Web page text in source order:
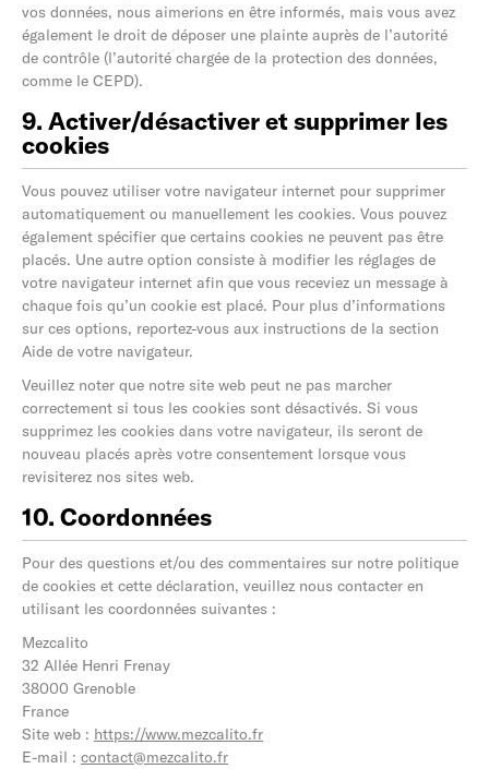
vos données, nous aimerions en être informés, mais vous avez
également le droit de déposer une plainte auprès de l’autorité
de contrôle (l’autorité chargée de la protection des données,
comme le CEPD).
9. Activer/désactiver et supprimer les
cookies
Vous pouvez utiliser votre navigateur internet pour supprimer
automatiquement ou manuellement les cookies. Vous pouvez
également spécifier que certains cookies ne peuvent pas être
placés. Une autre option consiste à modifier les réglages de
votre navigateur internet afin que vous receviez un message à
chaque fois qu’un cookie est placé. Pour plus d’informations
sur ces options, reportez-vous aux instructions de la section
Aide de votre navigateur.
Veuillez noter que notre site web peut ne pas marcher
correctement si tous les cookies sont désactivés. Si vous
supprimez les cookies dans votre navigateur, ils seront de
nouveau placés après votre consentement lorsque vous
revisiterez nos sites web.
10. Coordonnées
Pour des questions et/ou des commentaires sur notre politique
de cookies et cette déclaration, veuillez nous contacter en
utilisant les coordonnées suivantes :
Mezcalito
32 Allée Henri Frenay
38000 Grenoble
France
Site web : https://www.mezcalito.fr
E-mail : contact@mezcalito.fr